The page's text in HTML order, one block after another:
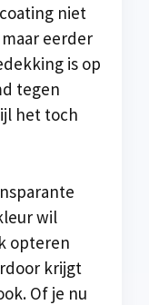
niet
eerder
is op
tegen
het toch
wil
opteren
krijgt
Of je nu